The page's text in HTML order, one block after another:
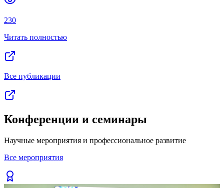
Next slide
230
Читать полностью
Все публикации
Конференции и семинары
Научные мероприятия и профессиональное развитие
Все мероприятия